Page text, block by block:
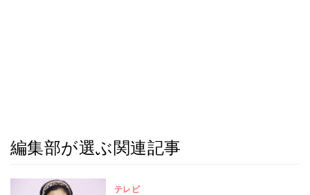
編集部が選ぶ関連記事
テレビ